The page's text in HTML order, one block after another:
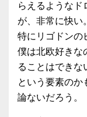
らえるようなド
が、非常に快い。
特にリゴドンの
僕は北欧好きな
ることはできな
という要素のか
論ないだろう。